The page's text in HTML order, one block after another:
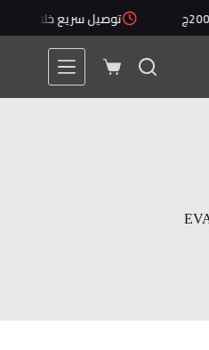
توصيل سريع خلال 1 - 5 أيام
عربة